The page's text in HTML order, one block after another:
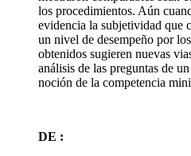
los procedimientos. Aún
evidencia la subjetividad que
un nivel de desempeño por
obtenidos sugieren nuevas
análisis de las preguntas de
noción de la competencia
DE :